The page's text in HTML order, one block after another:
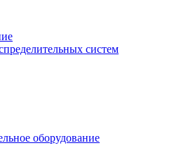
систем
оборудование